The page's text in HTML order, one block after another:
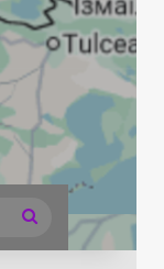
Caută: